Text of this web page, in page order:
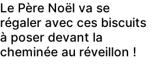
Le Père Noël va se
régaler avec ces biscuits
à poser devant la
cheminée au réveillon !